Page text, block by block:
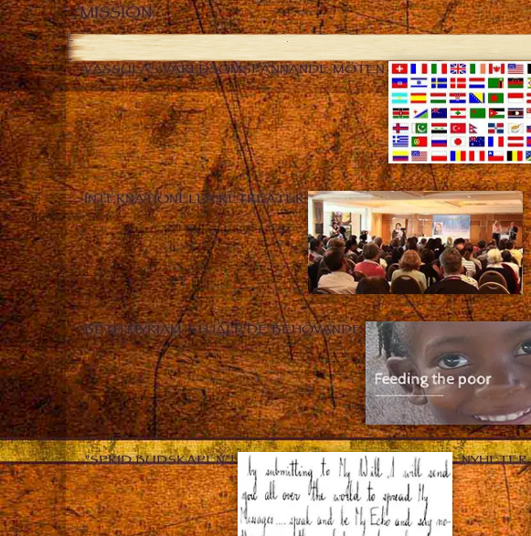
MISSION
VASSULAS VÄRLDSOMSPÄNNANDE MÖTEN
INTERNATIONELLA RETREATER
BETH MYRIAM – HJÄLP DE BEHÖVANDE
”SPRID BUDSKAPEN”! NYHETER